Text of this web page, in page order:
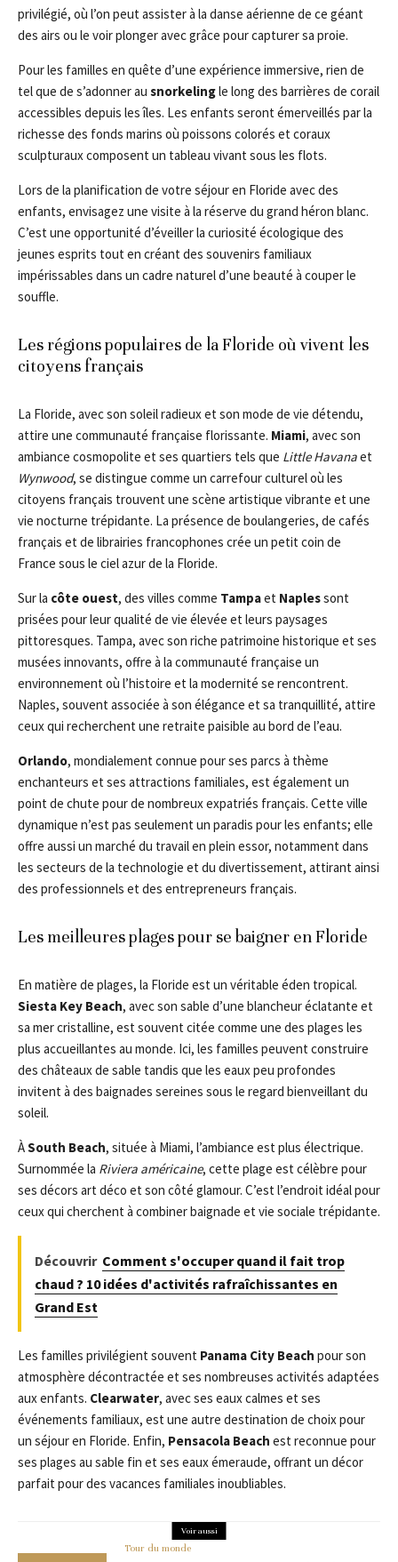
privilégié, où l’on peut assister à la danse aérienne de ce géant
des airs ou le voir plonger avec grâce pour capturer sa proie.
Pour les familles en quête d’une expérience immersive, rien de
tel que de s’adonner au snorkelingle long des barrières de corail
accessibles depuis les îles. Les enfants seront émerveillés par la
richesse des fonds marins où poissons colorés et coraux
sculpturaux composent un tableau vivant sous les flots.
Lors de la planification de votre séjour en Floride avec des
enfants, envisagez une visite à la réserve du grand héron blanc.
C’est une opportunité d’éveiller la curiosité écologique des
jeunes esprits tout en créant des souvenirs familiaux
impérissables dans un cadre naturel d’une beauté à couper le
souffle.
Les régions populaires de la Floride où vivent les
citoyens français
La Floride, avec son soleil radieux et son mode de vie détendu,
attire une communauté française florissante. Miami, avec son
ambiance cosmopolite et ses quartiers tels que Little Havanaet
Wynwood, se distingue comme un carrefour culturel où les
citoyens français trouvent une scène artistique vibrante et une
vie nocturne trépidante. La présence de boulangeries, de cafés
français et de librairies francophones crée un petit coin de
France sous le ciel azur de la Floride.
Sur la côte ouest, des villes comme Tampaet Naplessont
prisées pour leur qualité de vie élevée et leurs paysages
pittoresques. Tampa, avec son riche patrimoine historique et ses
musées innovants, offre à la communauté française un
environnement où l’histoire et la modernité se rencontrent.
Naples, souvent associée à son élégance et sa tranquillité, attire
ceux qui recherchent une retraite paisible au bord de l’eau.
Orlando, mondialement connue pour ses parcs à thème
enchanteurs et ses attractions familiales, est également un
point de chute pour de nombreux expatriés français. Cette ville
dynamique n’est pas seulement un paradis pour les enfants; elle
offre aussi un marché du travail en plein essor, notamment dans
les secteurs de la technologie et du divertissement, attirant ainsi
des professionnels et des entrepreneurs français.
Les meilleures plages pour se baigner en Floride
En matière de plages, la Floride est un véritable éden tropical.
Siesta Key Beach, avec son sable d’une blancheur éclatante et
sa mer cristalline, est souvent citée comme une des plages les
plus accueillantes au monde. Ici, les familles peuvent construire
des châteaux de sable tandis que les eaux peu profondes
invitent à des baignades sereines sous le regard bienveillant du
soleil.
ÀSouth Beach, située à Miami, l’ambiance est plus électrique.
Surnommée la Riviera américaine, cette plage est célèbre pour
ses décors art déco et son côté glamour. C’est l’endroit idéal pour
ceux qui cherchent à combiner baignade et vie sociale trépidante.
Découvrir Comment s'occuper quand il fait trop
chaud ? 10 idées d'activités rafraîchissantes en
Grand Est
Les familles privilégient souvent Panama City Beach pour son
atmosphère décontractée et ses nombreuses activités adaptées
aux enfants. Clearwater, avec ses eaux calmes et ses
événements familiaux, est une autre destination de choix pour
un séjour en Floride. Enfin, Pensacola Beach est reconnue pour
ses plages au sable fin et ses eaux émeraude, offrant un décor
parfait pour des vacances familiales inoubliables.
Voir aussi
Tour du monde